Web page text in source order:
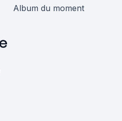
Album du moment